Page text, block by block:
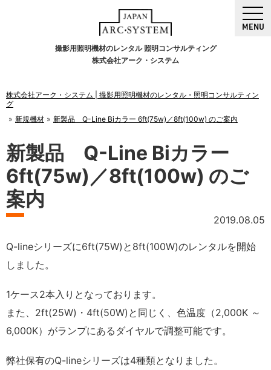
撮影用照明機材のレンタル 照明コンサルティング
株式会社アーク・システム
MENU
株式会社アーク・システム | 撮影用照明機材のレンタル・照明コンサルティン
グ
新規機材
新製品 Q-Line Biカラー 6ft(75w)／8ft(100w) のご案内
新製品 Q-Line Biカラー
6ft(75w)／8ft(100w) のご
案内
2019.08.05
Q-lineシリーズに6ft(75W)と8ft(100W)のレンタルを開始
しました。
1ケース2本入りとなっております。
また、2ft(25W)・4ft(50W)と同じく、色温度（2,000K ～
6,000K）がランプにあるダイヤルで調整可能です。
弊社保有のQ-lineシリーズは4種類となりました。